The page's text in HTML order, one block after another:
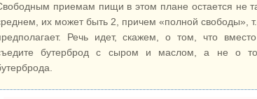
приемам пищи в этом плане остается не
их может быть 2, причем «полной свободы»,
Речь идет, скажем, о том, что
бутерброд с сыром и маслом, а не о